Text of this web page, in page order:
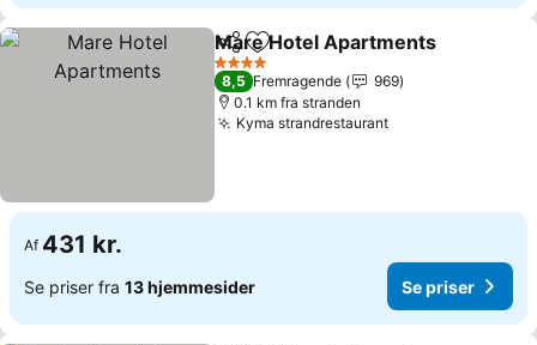
Del Føj til favoritter
Mare Hotel Apartments
4 Stjerner
8,5 Fremragende
969
0.1 km fra stranden
Kyma strandrestaurant
Af 431 kr.
Se priser fra 13 hjemmesider Se priser